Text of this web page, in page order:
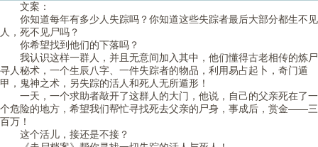
文案：
你知道每年有多少人失踪吗？你知道这些失踪者最后大部分都生不见
人，死不见尸吗？
你希望找到他们的下落吗？
我认识这样一群人，并且无意间加入其中，他们懂得古老相传的炼尸
寻人秘术，一个生辰八字、一件失踪者的物品，利用易占起卜，奇门遁
甲，鬼神之术，另失踪的活人和死人无所遁形！
一天，一个求助者敲开了这群人的大门，他说，自己的父亲死在了一
个危险的地方，希望我们帮忙寻找死去父亲的尸身，事成后，赏金——三
百万！
这个活儿，接还是不接？